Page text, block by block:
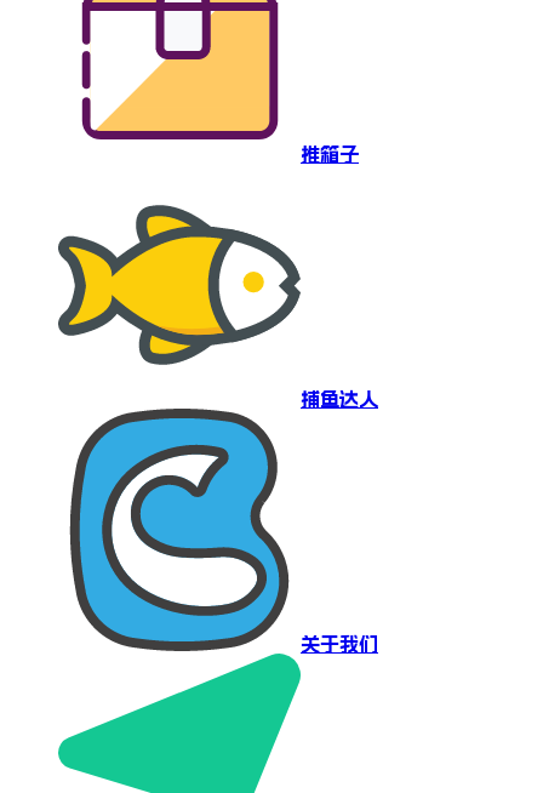
推箱子
捕鱼达人
关于我们